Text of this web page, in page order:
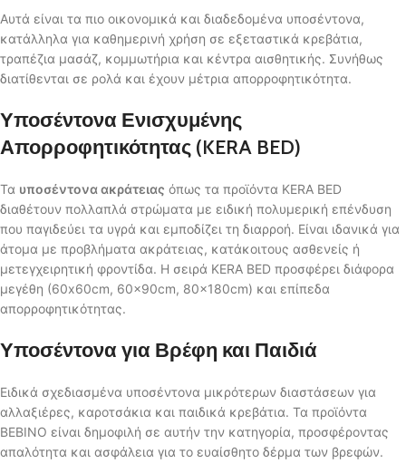
Αυτά είναι τα πιο οικονομικά και διαδεδομένα υποσέντονα,
κατάλληλα για καθημερινή χρήση σε εξεταστικά κρεβάτια,
τραπέζια μασάζ, κομμωτήρια και κέντρα αισθητικής. Συνήθως
διατίθενται σε ρολά και έχουν μέτρια απορροφητικότητα.
Υποσέντονα Ενισχυμένης
Απορροφητικότητας (KERA BED)
Τα υποσέντονα ακράτειας όπως τα προϊόντα KERA BED
διαθέτουν πολλαπλά στρώματα με ειδική πολυμερική επένδυση
που παγιδεύει τα υγρά και εμποδίζει τη διαρροή. Είναι ιδανικά για
άτομα με προβλήματα ακράτειας, κατάκοιτους ασθενείς ή
μετεγχειρητική φροντίδα. Η σειρά KERA BED προσφέρει διάφορα
μεγέθη (60x60cm, 60x90cm, 80x180cm) και επίπεδα
απορροφητικότητας.
Υποσέντονα για Βρέφη και Παιδιά
Ειδικά σχεδιασμένα υποσέντονα μικρότερων διαστάσεων για
αλλαξιέρες, καροτσάκια και παιδικά κρεβάτια. Τα προϊόντα
BEBINO είναι δημοφιλή σε αυτήν την κατηγορία, προσφέροντας
απαλότητα και ασφάλεια για το ευαίσθητο δέρμα των βρεφών.